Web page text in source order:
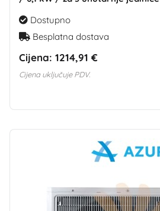
Dostupno
Besplatna dostava
Cijena: 1214,91 €
Cijena uključuje PDV.